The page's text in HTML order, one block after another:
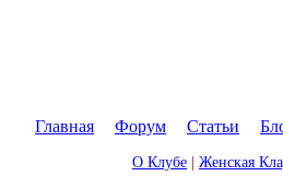
Главная Форум Статьи
О Клубе Женская